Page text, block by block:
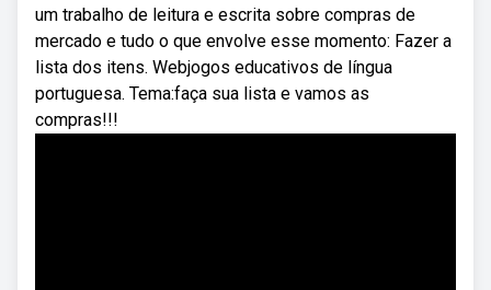
um trabalho de leitura e escrita sobre compras de
mercado e tudo o que envolve esse momento: Fazer a
lista dos itens. Webjogos educativos de língua
portuguesa. Tema:faça sua lista e vamos as
compras!!!